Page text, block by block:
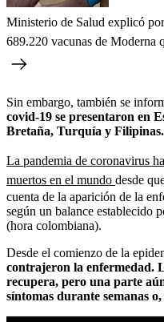
Ministerio de Salud explicó
689.220 vacunas de Moderna
Sin embargo, también se
covid-19 se presentaron en
Bretaña, Turquía y Filipinas.
La pandemia de coronavirus
muertos en el mundo desde
cuenta de la aparición de la
según un balance establecido
(hora colombiana).
Desde el comienzo de la
contrajeron la enfermedad.
recupera, pero una parte
síntomas durante semanas o,